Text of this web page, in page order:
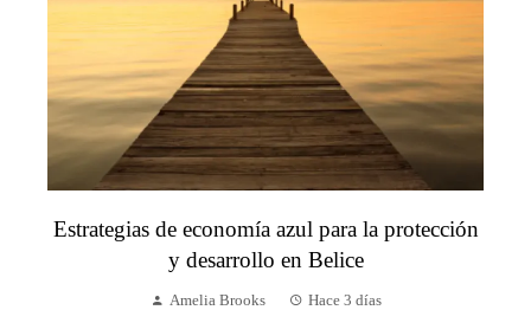
Estrategias de economía azul para la protección
y desarrollo en Belice
Amelia Brooks Hace 3 días